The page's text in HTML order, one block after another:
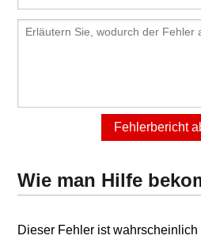
Wie man Hilfe
Dieser Fehler ist